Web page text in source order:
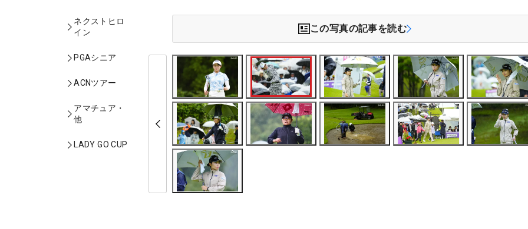
ネクストヒロ
イン
PGAシニア
ACNツアー
アマチュア・
他
LADY GO CUP
この写真の記事を読む